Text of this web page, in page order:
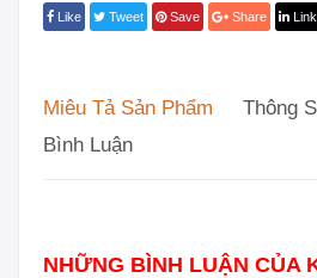
Like Tweet Save Share
Miêu Tả Sản Phẩm
Thông
Bình Luận
NHỮNG BÌNH LUẬN CỦA